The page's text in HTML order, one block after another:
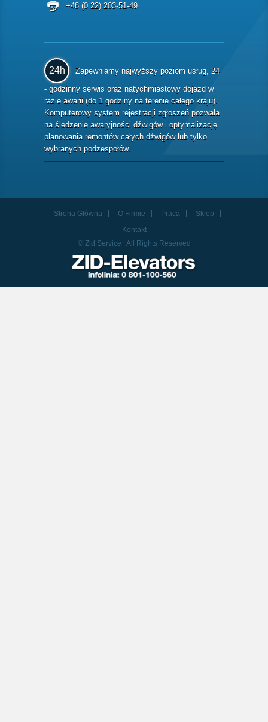
+48 (0 22) 203-51-49
24h
Zapewniamy najwyższy poziom usług, 24
- godzinny serwis oraz natychmiastowy dojazd w
razie awarii (do 1 godziny na terenie całego kraju).
Komputerowy system rejestracji zgłoszeń pozwala
na śledzenie awaryjności dźwigów i optymalizację
planowania remontów całych dźwigów lub tylko
wybranych podzespołów.
Strona Główna O Firmie Praca
Sklep
Kontakt
© Zid Service | All Rights Reserved